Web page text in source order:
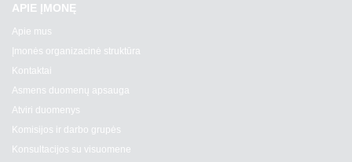
APIE ĮMONĘ
Apie mus
Įmonės organizacinė struktūra
Kontaktai
Asmens duomenų apsauga
Atviri duomenys
Komisijos ir darbo grupės
Konsultacijos su visuomene